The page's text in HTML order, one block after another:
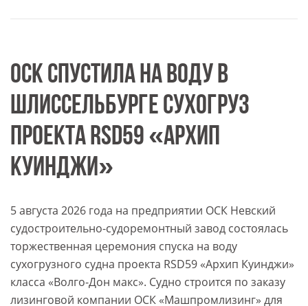
ОСК СПУСТИЛА НА ВОДУ В
ШЛИССЕЛЬБУРГЕ СУХОГРУЗ
ПРОЕКТА RSD59 «АРХИП
КУИНДЖИ»
5 августа 2026 года на предприятии ОСК Невский
судостроительно-судоремонтный завод состоялась
торжественная церемония спуска на воду
сухогрузного судна проекта RSD59 «Архип Куинджи»
класса «Волго-Дон макс». Судно строится по заказу
лизинговой компании ОСК «Машпромлизинг» для